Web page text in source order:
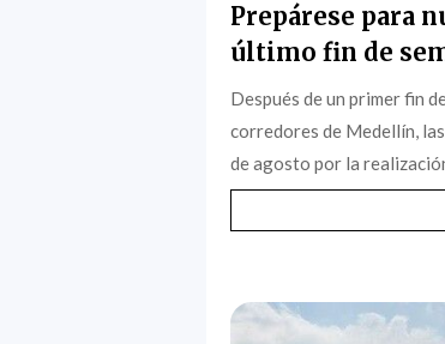
Prepárese para
último fin de
Después de un primer fin
corredores de Medellín,
de agosto por la